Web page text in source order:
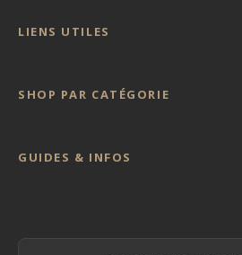
LIENS UTILES
SHOP PAR CATÉGORIE
GUIDES & INFOS